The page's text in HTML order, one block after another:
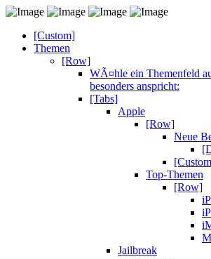
[Custom]
Themen
[Row]
WÃ¤hle ein Themenfeld
besonders anspricht:
[Tabs]
Apple
[Row]
Neue
Top-Themen
[Row]
Jailbreak